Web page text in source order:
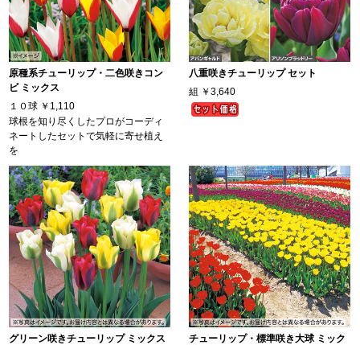
原種系チューリップ・二色咲きコン
ビ ミックス
１０球 ￥1,110
球根を知り尽くしたプロがコーディ
ネートしたセットで気軽に寄せ植え
を
八重咲きチューリップ セット
組 ￥3,640
グリーン咲きチューリップ ミックス
チューリップ・標準咲き大球 ミック